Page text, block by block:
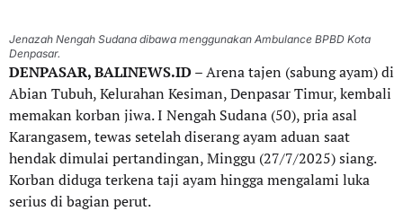
Jenazah Nengah Sudana dibawa menggunakan Ambulance BPBD Kota
Denpasar.
DENPASAR, BALINEWS.ID– Arena tajen (sabung ayam) di
Abian Tubuh, Kelurahan Kesiman, Denpasar Timur, kembali
memakan korban jiwa. I Nengah Sudana (50), pria asal
Karangasem, tewas setelah diserang ayam aduan saat
hendak dimulai pertandingan, Minggu (27/7/2025) siang.
Korban diduga terkena taji ayam hingga mengalami luka
serius di bagian perut.